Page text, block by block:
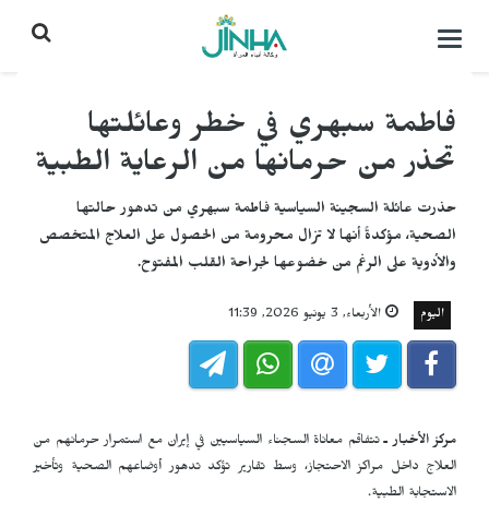
التحكم
فاطمة سبهري في خطر وعائلتها
تحذر من حرمانها من الرعاية الطبية
حذرت عائلة السجينة السياسية فاطمة سبهري من تدهور حالتها
الصحية، مؤكدةً أنها لا تزال محرومة من الحصول على العلاج المتخصص
والأدوية على الرغم من خضوعها لجراحة القلب المفتوح.
اليوم الأربعاء, 3 يونيو 2026, 11:39
مركز الأخبار ـ تتفاقم معاناة السجناء السياسيين في إيران مع استمرار حرمانهم من
العلاج داخل مراكز الاحتجاز، وسط تقارير تؤكد تدهور أوضاعهم الصحية وتأخير
الاستجابة الطبية.